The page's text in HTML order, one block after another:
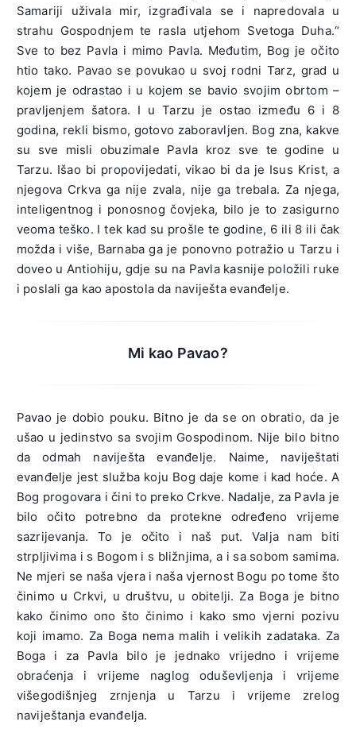
Samariji uživala mir, izgrađivala se i napredovala u
strahu Gospodnjem te rasla utjehom Svetoga Duha.“
Sve to bez Pavla i mimo Pavla. Međutim, Bog je očito
htio tako. Pavao se povukao u svoj rodni Tarz, grad u
kojem je odrastao i u kojem se bavio svojim obrtom –
pravljenjem šatora. I u Tarzu je ostao između 6 i 8
godina, rekli bismo, gotovo zaboravljen. Bog zna, kakve
su sve misli obuzimale Pavla kroz sve te godine u
Tarzu. Išao bi propovijedati, vikao bi da je Isus Krist, a
njegova Crkva ga nije zvala, nije ga trebala. Za njega,
inteligentnog i ponosnog čovjeka, bilo je to zasigurno
veoma teško. I tek kad su prošle te godine, 6 ili 8 ili čak
možda i više, Barnaba ga je ponovno potražio u Tarzu i
doveo u Antiohiju, gdje su na Pavla kasnije položili ruke
i poslali ga kao apostola da naviješta evanđelje.
Mi kao Pavao?
Pavao je dobio pouku. Bitno je da se on obratio, da je
ušao u jedinstvo sa svojim Gospodinom. Nije bilo bitno
da odmah naviješta evanđelje. Naime, naviještati
evanđelje jest služba koju Bog daje kome i kad hoće. A
Bog progovara i čini to preko Crkve. Nadalje, za Pavla je
bilo očito potrebno da protekne određeno vrijeme
sazrijevanja. To je očito i naš put. Valja nam biti
strpljivima i s Bogom i s bližnjima, a i sa sobom samima.
Ne mjeri se naša vjera i naša vjernost Bogu po tome što
činimo u Crkvi, u društvu, u obitelji. Za Boga je bitno
kako činimo ono što činimo i kako smo vjerni pozivu
koji imamo. Za Boga nema malih i velikih zadataka. Za
Boga i za Pavla bilo je jednako vrijedno i vrijeme
obraćenja i vrijeme naglog oduševljenja i vrijeme
višegodišnjeg zrnjenja u Tarzu i vrijeme zrelog
naviještanja evanđelja.